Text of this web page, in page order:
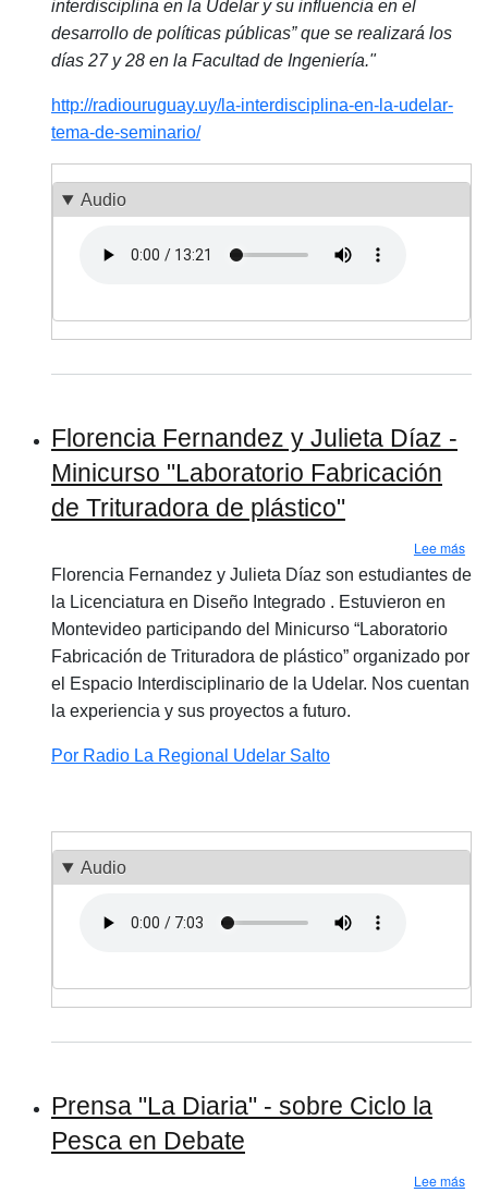
interdisciplina en la Udelar y su influencia en el
desarrollo de políticas públicas” que se realizará los
días 27 y 28 en la Facultad de Ingeniería."
http://radiouruguay.uy/la-interdisciplina-en-la-udelar-
tema-de-seminario/
Audio
Florencia Fernandez y Julieta Díaz -
Minicurso "Laboratorio Fabricación
de Trituradora de plástico"
Lee más
Florencia Fernandez y Julieta Díaz son estudiantes de
la Licenciatura en Diseño Integrado . Estuvieron en
Montevideo participando del Minicurso “Laboratorio
Fabricación de Trituradora de plástico” organizado por
el Espacio Interdisciplinario de la Udelar. Nos cuentan
la experiencia y sus proyectos a futuro.
Por Radio La Regional Udelar Salto
Audio
Prensa "La Diaria" - sobre Ciclo la
Pesca en Debate
Lee más